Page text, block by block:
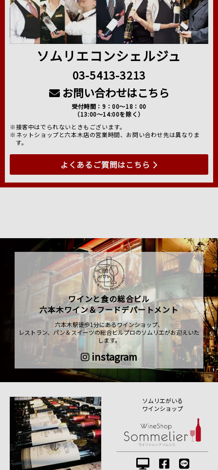
ソムリエコンシェルジュ
03-5413-3213
お問い合わせはこちら
受付時間：9：00～18：00
（13:00～14:00を除く）
※接客中はでられないときもございます。
※ネットショップと六本木店の営業時間、お問い合わせ先は異なりま
す。
よくあるご質問はこちら
ワインと食の総合ビル
六本木ワイン＆フードデパートメント
六本木駅徒歩1分にあるワインショップ、
レストラン、パン＆スイーツの総合ビルプロのソムリエがお迎えいた
します。
instagram
ソムリエがいる
ワインショップ